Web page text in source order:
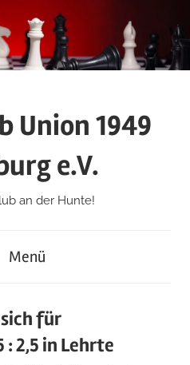
Union 1949
e.V.
an der Hunte!
Menü
für
2,5 in Lehrte